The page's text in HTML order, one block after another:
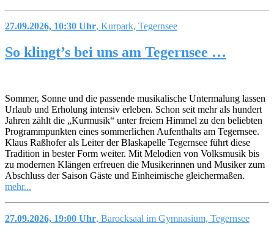
27.09.2026, 10:30 Uhr, Kurpark, Tegernsee
So klingt’s bei uns am Tegernsee …
Sommer, Sonne und die passende musikalische Untermalung lassen
Urlaub und Erholung intensiv erleben. Schon seit mehr als hundert
Jahren zählt die „Kurmusik“ unter freiem Himmel zu den beliebten
Programmpunkten eines sommerlichen Aufenthalts am Tegernsee.
Klaus Raßhofer als Leiter der Blaskapelle Tegernsee führt diese
Tradition in bester Form weiter. Mit Melodien von Volksmusik bis
zu modernen Klängen erfreuen die Musikerinnen und Musiker zum
Abschluss der Saison Gäste und Einheimische gleichermaßen.
mehr...
27.09.2026, 19:00 Uhr, Barocksaal im Gymnasium, Tegernsee